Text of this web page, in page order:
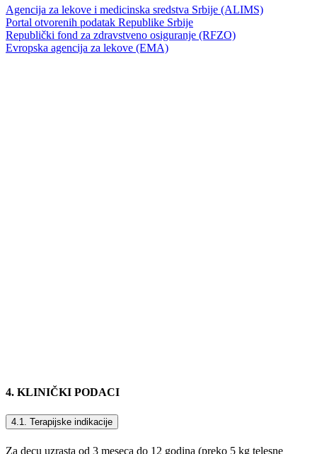
Agencija za lekove i medicinska sredstva Srbije (ALIMS)
Portal otvorenih podatak Republike Srbije
Republički fond za zdravstveno osiguranje (RFZO)
Evropska agencija za lekove (EMA)
4. KLINIČKI PODACI
4.1. Terapijske indikacije
Za decu uzrasta od 3 meseca do 12 godina (preko 5 kg telesne